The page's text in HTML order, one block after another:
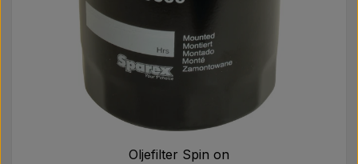
Oljefilter Spin on